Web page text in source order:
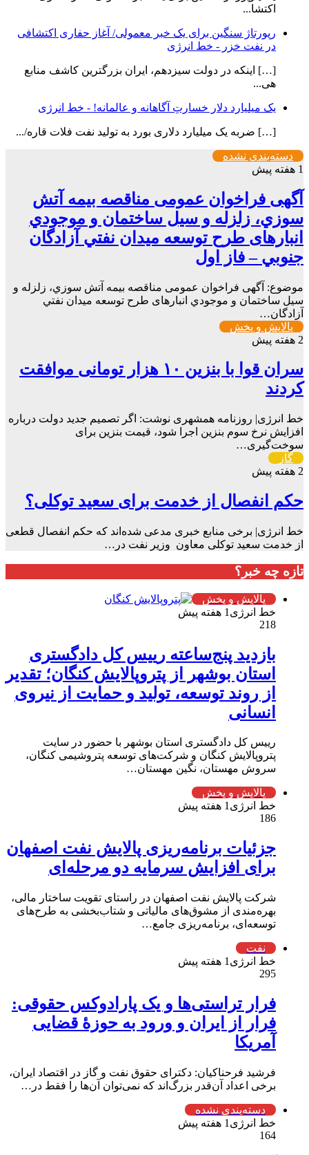
اکتشا...
رپورتاژ سنگین برای یک خبر معمولی/ آغاز حفاری اکتشافی
در نفت خزر - خط انرژی
[…] اینکه در دولت سیزدهم، ایران بزرگترین کاشف منابع
هی...
یک میلیارد دلار خسارتِ آگاهانه و عالمانه! - خط انرژی
[…] ضربه یک میلیارد دلاری بورد به تولید نفت فلات قاره/...
دسته‌بندی نشده
1 هفته پیش
آگهی فراخوان عمومی مناقصه بيمه آتش
سوزي، زلزله و سیل ساختمان و موجودي
انبارهای طرح توسعه ميدان نفتي آزادگان
جنوبي – فاز اول
موضوع: آگهی فراخوان عمومی مناقصه بيمه آتش سوزي، زلزله و
سیل ساختمان و موجودي انبارهای طرح توسعه ميدان نفتي
آزادگان…
پالایش و پخش
2 هفته پیش
سران قوا با بنزین ۱۰ هزار تومانی موافقت
کردند
خط انرژی| روزنامه همشهری نوشت: اگر تصمیم جدید دولت درباره
افزایش نرخ سوم بنزین اجرا شود، قیمت بنزین برای
سوخت‌گیری…
گاز
2 هفته پیش
حکم انفصال از خدمت برای سعید توکلی؟
خط انرژی| برخی منابع خبری مدعی شده‌اند که حکم انفصال قطعی
از خدمت ‌سعید توکلی⁩ معاون ‌ وزیر نفت⁩ در…
تازه چه خبر؟
پالایش و پخش
خط انرژی 1 هفته پیش
218
بازدید پنج‌ساعته رییس کل دادگستری
استان بوشهر از پتروپالایش کنگان؛ تقدیر
از روند توسعه، تولید و حمایت از نیروی
انسانی
رییس کل دادگستری استان بوشهر با حضور در سایت
پتروپالایش کنگان و شرکت‌های توسعه پتروشیمی کنگان،
سروش مهستان، نگین مهستان…
پالایش و پخش
خط انرژی1 هفته پیش
186
جزئیات برنامه‌ریزی پالایش نفت اصفهان
برای افزایش سرمایه دو مرحله‌ای
شرکت پالایش نفت اصفهان در راستای تقویت ساختار مالی،
بهره‌مندی از مشوق‌های مالیاتی و شتاب‌بخشی به طرح‌های
توسعه‌ای، برنامه‌ریزی جامع…
نفت
خط انرژی 1 هفته پیش
295
فرار تراستی‌ها و یک پارادوکس حقوقی:
فرار از ایران و ورود به حوزۀ قضایی
آمریکا
فرشید فرحناکیان: دکترای حقوق نفت و گاز در اقتصاد ایران،
برخی اعداد آن‌قدر بزرگ‌اند که نمی‌توان آن‌ها را فقط در…
دسته‌بندی نشده
خط انرژی 1 هفته پیش
164